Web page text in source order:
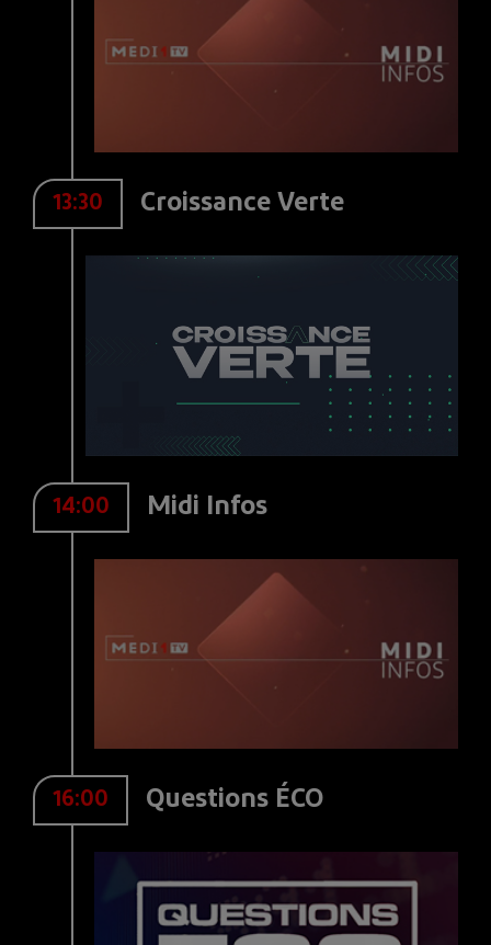
13:30 Croissance Verte
14:00 Midi Infos
16:00 Questions ÉCO